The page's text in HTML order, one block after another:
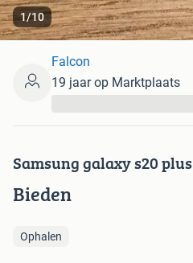
1/10
Samsung galaxy s20 plus
Bieden
Ophalen
Falcon
19 jaar op Marktplaats